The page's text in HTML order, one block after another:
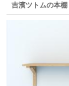
吉濱ツトムの本棚